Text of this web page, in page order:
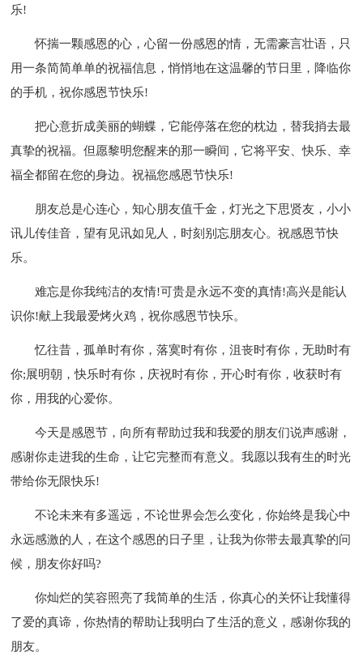
乐!
怀揣一颗感恩的心，心留一份感恩的情，无需豪言壮语，只
用一条简简单单的祝福信息，悄悄地在这温馨的节日里，降临你
的手机，祝你感恩节快乐!
把心意折成美丽的蝴蝶，它能停落在您的枕边，替我捎去最
真挚的祝福。但愿黎明您醒来的那一瞬间，它将平安、快乐、幸
福全都留在您的身边。祝福您感恩节快乐!
朋友总是心连心，知心朋友值千金，灯光之下思贤友，小小
讯儿传佳音，望有见讯如见人，时刻别忘朋友心。祝感恩节快
乐。
难忘是你我纯洁的友情!可贵是永远不变的真情!高兴是能认
识你!献上我最爱烤火鸡，祝你感恩节快乐。
忆往昔，孤单时有你，落寞时有你，沮丧时有你，无助时有
你;展明朝，快乐时有你，庆祝时有你，开心时有你，收获时有
你，用我的心爱你。
今天是感恩节，向所有帮助过我和我爱的朋友们说声感谢，
感谢你走进我的生命，让它完整而有意义。我愿以我有生的时光
带给你无限快乐!
不论未来有多遥远，不论世界会怎么变化，你始终是我心中
永远感激的人，在这个感恩的日子里，让我为你带去最真挚的问
候，朋友你好吗?
你灿烂的笑容照亮了我简单的生活，你真心的关怀让我懂得
了爱的真谛，你热情的帮助让我明白了生活的意义，感谢你我的
朋友。